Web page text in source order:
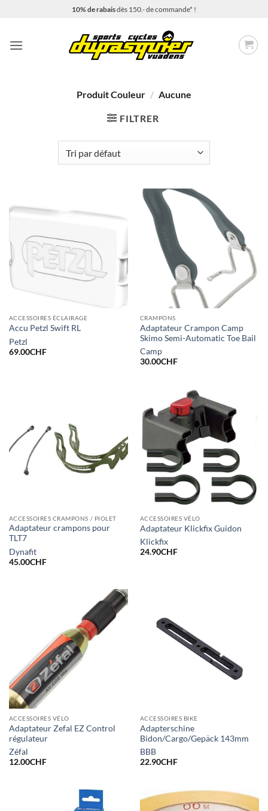
10% de rabaisdès 150.- de commande* !
Produit Couleur / Aucune
FILTRER
ACCESSOIRES ÉCLAIRAGE
Accu Petzl Swift RL
Petzl
69.00CHF
CRAMPONS
Adaptateur Crampon Camp
Skimo Semi-Automatic Toe Bail
Camp
30.00CHF
ACCESSOIRES CRAMPONS / PIOLET
Adaptateur crampons pour
TLT7
Dynafit
45.00CHF
ACCESSOIRES VÉLO
Adaptateur Klickfix Guidon
Klickfix
24.90CHF
ACCESSOIRES VÉLO
Adaptateur Zefal EZ Control
régulateur
Zéfal
12.00CHF
ACCESSOIRES BIKE
Adapterschine
Bidon/Cargo/Gepäck 143mm
BBB
22.90CHF